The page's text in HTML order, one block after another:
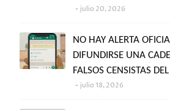
julio 20, 2026
NO HAY ALERTA
DIFUNDIRSE UNA
FALSOS CENSISTAS
julio 18, 2026